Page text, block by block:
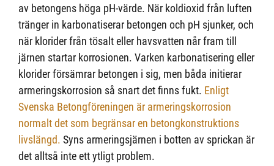
av betongens höga pH-värde. När koldioxid från luften
tränger in karbonatiserar betongen och pH sjunker, och
när klorider från tösalt eller havsvatten når fram till
järnen startar korrosionen. Varken karbonatisering eller
klorider försämrar betongen i sig, men båda initierar
armeringskorrosion så snart det finns fukt. Enligt
Svenska Betongföreningen är armeringskorrosion
normalt det som begränsar en betongkonstruktions
livslängd. Syns armeringsjärnen i botten av sprickan är
det alltså inte ett ytligt problem.